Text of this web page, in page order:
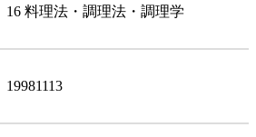
16 料理法・調理法・調理学
19981113